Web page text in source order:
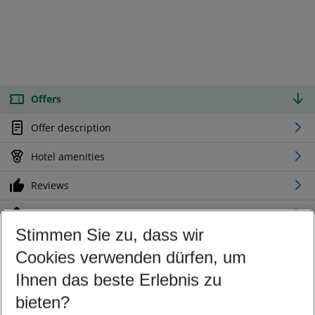
Offers
Offer description
Hotel amenities
Reviews
Location
Customize your offer
Find the perfect deal which suits your best
Your departure airport
Any airport
Stimmen Sie zu, dass wir
Cookies verwenden dürfen, um
Ihnen das beste Erlebnis zu
bieten?